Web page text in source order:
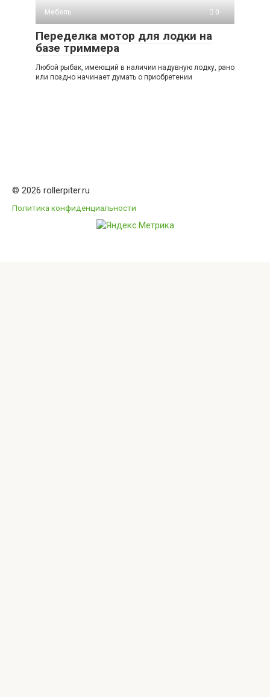
Мебель
0
Переделка мотор для лодки на
базе триммера
Любой рыбак, имеющий в наличии надувную лодку, рано
или поздно начинает думать о приобретении
© 2026 rollerpiter.ru
Политика конфиденциальности